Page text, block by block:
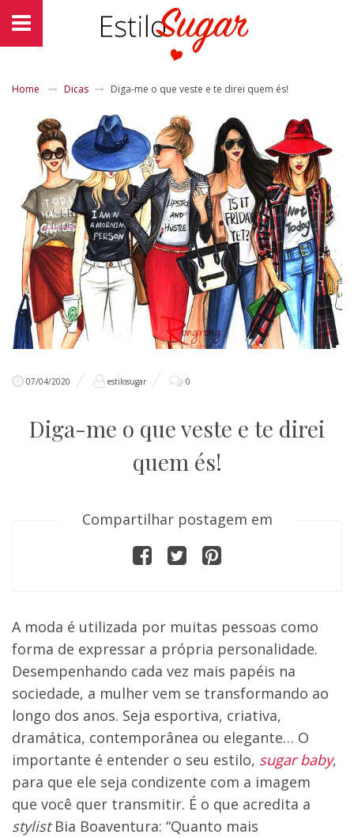
Home Dicas Diga-me o que veste e te direi quem és!
07/04/2020 estilosugar 0
Diga-me o que veste e te direi
quem és!
Compartilhar postagem em
A moda é utilizada por muitas pessoas como
forma de expressar a própria personalidade.
Desempenhando cada vez mais papéis na
sociedade, a mulher vem se transformando ao
longo dos anos. Seja esportiva, criativa,
dramática, contemporânea ou elegante… O
importante é entender o seu estilo, sugar baby,
para que ele seja condizente com a imagem
que você quer transmitir. É o que acredita a
stylistBia Boaventura: “Quanto mais